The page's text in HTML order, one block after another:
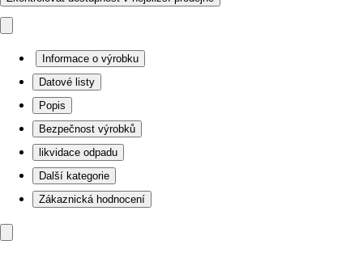
Informace o výrobku
Datové listy
Popis
Bezpečnost výrobků
likvidace odpadu
Další kategorie
Zákaznická hodnocení